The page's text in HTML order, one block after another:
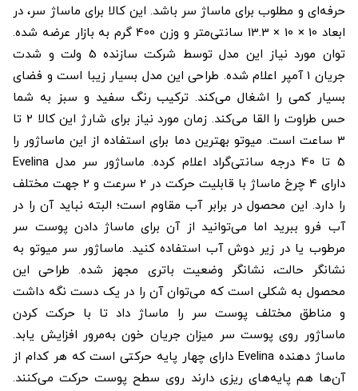
حرفه‌ای و مطلوب برای ماساژ سر باشد. این کالا برای ماساژ سر، در
ابعاد 10 × 10 × 13.3 سانتی‌متر و وزن 400 گرم به بازار عرضه شده.
توان مورد نیاز این مدل توسط شرکت سازنده 5 ولت و شدت
جریان 1 آمپر اعلام شده. طراحی این مدل بسیار زیبا است و فضای
بسیار کمی را اشغال می‌کند. ترکیب رنگ سفید و سبز به شما
حس طراوت را القا می‌کند. زمان مورد نیاز برای شارژ این کالا 2 تا
3 ساعت است. میوتو بهترین دما برای استفاده از این ماساژور را
5 تا 40 درجه سانتی‌گراد اعلام کرده. ماساژور سر مدل Evelina
دارای 4 چرخ ماساژ با قابلیت حرکت در 2 سرعت و 2 جهت مختلف
را دارد. این محصول در برابر آب مقاوم است؛ البته نباید آن را در
آب فرو ببرید اما می‌توانید از آن برای ماساژ دادن پوست سر
مرطوب یا در زیر دوش آب استفاده کنید. ماساژور سر میوتو به
نشانگر حالت، نشانگر وضعیت باتری مجهز شده. طراحی این
محصول به شکلی است که می‌توان آن را در یک دست نگه داشت
و مناطق مختلف پوست سر را ماساژ داد تا با حرکت کردن
ماساژور روی پوست سر میزان جریان خون به‌مرور افزایش ‌یابد.
ماساژ دهنده Evelina دارای چهار پایه حرکتی است که هر کدام از
آن‌ها هم پایه‌های ریزی دارند روی سطح پوست حرکت می‌کنند.